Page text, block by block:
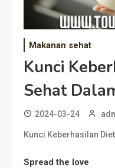
Makanan sehat
Kunci
Sehat
2024-03-24
Kunci Keberhasilan Diet
Spread the love